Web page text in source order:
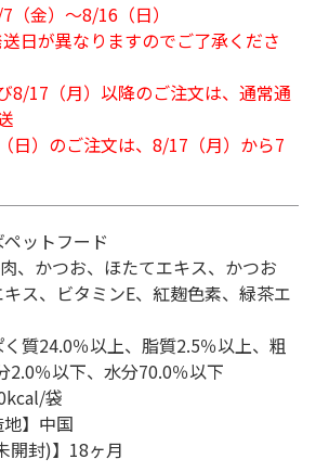
（金）～8/16（日）
日が異なりますのでご了承くださ
8/17（月）以降のご注文は、通常通
日）のご注文は、8/17（月）から7
ペットフード
、かつお、ほたてエキス、かつお
ス、ビタミンE、紅麹色素、緑茶エ
く質24.0％以上、脂質2.5％以上、粗
2.0％以下、水分70.0％以下
袋
地】中国
開封)】18ヶ月